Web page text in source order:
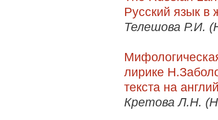
Русский язык в
Телешова Р.И.
лирике
текста на
Кретова Л.Н.